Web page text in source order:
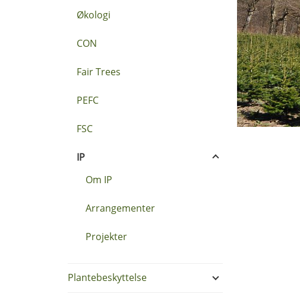
Økologi
CON
Fair Trees
PEFC
FSC
IP
Om IP
Arrangementer
Projekter
Plantebeskyttelse